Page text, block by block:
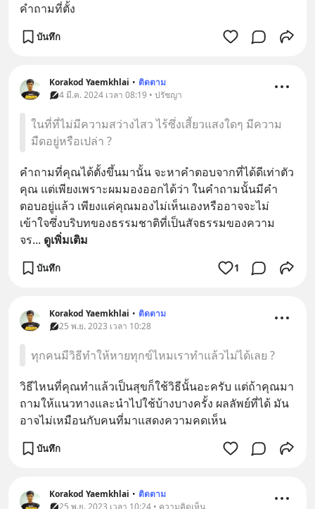
คำถามที่ตั้ง
บันทึก
Korakod Yaemkhlai • ติดตาม
4 มี.ค. 2024 เวลา 08:19 • ปรัชญา
ในที่ที่ไม่มีความสว่างไสว ไร้ซึ่งเสี้ยวแสงใดๆ มีความ
มืดอยู่หรือเปล่า ?
คำถามที่คุณได้ตั้งขึ้นมานั้น จะหาคำตอบจากที่ได้ดีเท่าตัว
คุณ แต่เพียงเพราะผมมองออกได้ว่า ในคำถามนั้นมีคำ
ตอบอยู่แล้ว เพียงแค่คุณมองไม่เห็นเองหรืออาจจะไม่
เข้าใจซึ่งบริบทของธรรมชาติที่เป็นสัจธรรมของความ
จร... ดูเพิ่มเติม
บันทึก 1
Korakod Yaemkhlai • ติดตาม
25 พ.ย. 2023 เวลา 10:28
ทุกคนมีวิธีทำให้หายทุกข์ไหมเราทำแล้วไม่ได้เลย ?
วิธีไหนที่คุณทำแล้วเป็นสุขก็ใช้วิธีนั้นอะครับ แต่ถ้าคุณมา
ถามให้แนวทางและนำไปใช้บ้างบางครั้ง ผลลัพย์ที่ได้ มัน
อาจไม่เหมือนกับคนที่มาแสดงความคดเห็น
บันทึก
Korakod Yaemkhlai • ติดตาม
25 พ.ย. 2023 เวลา 10:24 • ความคิดเห็น